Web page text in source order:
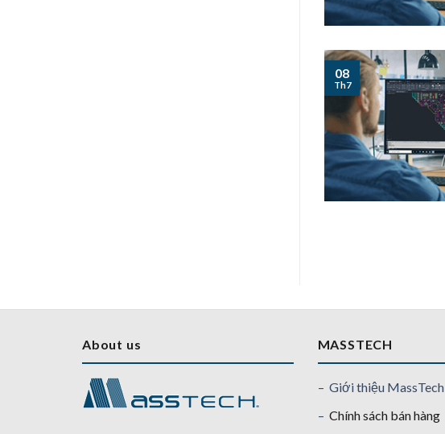
08
Th7
About us MASSTECH
– Giới thiệu MassTech
– Chính sách bán hàng